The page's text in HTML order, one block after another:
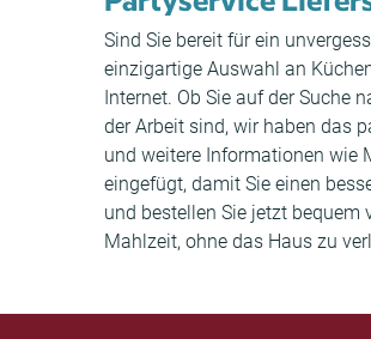
Sind Sie bereit für ein
einzigartige Auswahl an
Internet. Ob Sie auf der Suche
der Arbeit sind, wir haben das
und weitere Informationen wie
eingefügt, damit Sie einen
und bestellen Sie jetzt bequem
Mahlzeit, ohne das Haus zu